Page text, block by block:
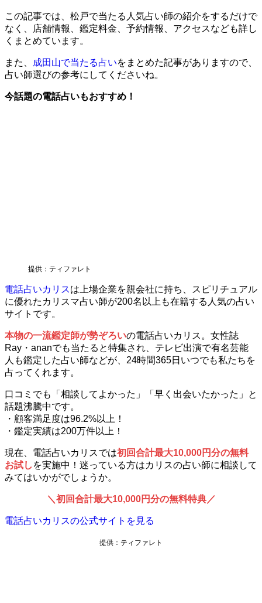
この記事では、松戸で当たる人気占い師の紹介をするだけで
なく、店舗情報、鑑定料金、予約情報、アクセスなども詳し
くまとめています。
また、 成田山で当たる占いをまとめた記事がありますので、
占い師選びの参考にしてくださいね。
今話題の電話占いもおすすめ！
提供：ティファレト
電話占いカリスは上場企業を親会社に持ち、スピリチュアル
に優れたカリスマ占い師が200名以上も在籍する人気の占い
サイトです。
本物の一流鑑定師が勢ぞろいの電話占いカリス。女性誌
Ray・ananでも当たると特集され、テレビ出演で有名芸能
人も鑑定した占い師などが、24時間365日いつでも私たちを
占ってくれます。
口コミでも「相談してよかった」「早く出会いたかった」と
話題沸騰中です。
・顧客満足度は96.2%以上！
・鑑定実績は200万件以上！
現在、電話占いカリスでは初回合計最大10,000円分の無料
お試し を実施中！迷っている方はカリスの占い師に相談して
みてはいかがでしょうか。
＼初回合計最大10,000円分の無料特典／
電話占いカリスの公式サイトを見る
提供：ティファレト